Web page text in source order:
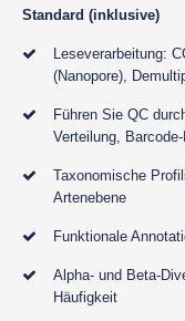
Standard (inklusive)
Leseverarbeitung:
(Nanopore),
Führen Sie QC
Verteilung,
Taxonomische
Artenebene
Funktionale
Alpha- und Beta-
Häufigkeit